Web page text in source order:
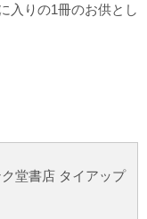
入りの1冊のお供とし
堂書店 タイアップ